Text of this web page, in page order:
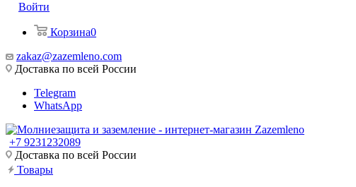
Войти
Корзина0
zakaz@zazemleno.com
Доставка по всей России
Telegram
WhatsApp
+7 9231232089
Доставка по всей России
Товары